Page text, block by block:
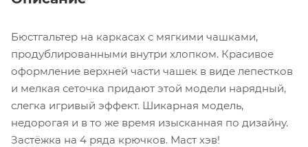
Бюстгальтер на каркасах с мягкими чашками,
продублированными внутри хлопком. Красивое
оформление верхней части чашек в виде лепестков
и мелкая сеточка придают этой модели нарядный,
слегка игривый эффект. Шикарная модель,
недорогая и в то же время изысканная по дизайну.
Застёжка на 4 ряда крючков. Маст хэв!